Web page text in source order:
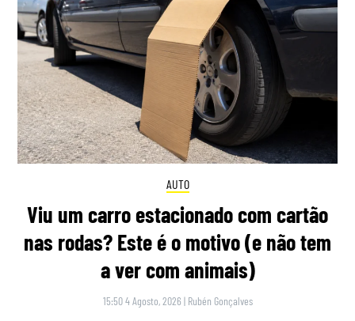
AUTO
Viu um carro estacionado com cartão
nas rodas? Este é o motivo (e não tem
a ver com animais)
15:50 4 Agosto, 2026 | Rubén Gonçalves